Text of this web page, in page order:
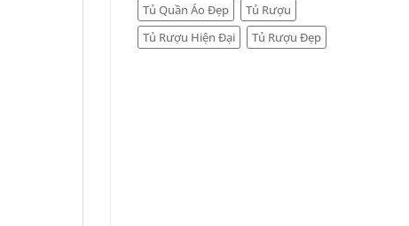
Tủ Quần Áo Đẹp
Tủ Rượu
Tủ Rượu Hiện Đại
Tủ Rượu Đẹp